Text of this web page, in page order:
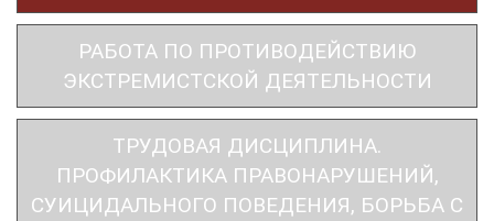
РАБОТА ПО ПРОТИВОДЕЙСТВИЮ
ЭКСТРЕМИСТСКОЙ ДЕЯТЕЛЬНОСТИ
ТРУДОВАЯ ДИСЦИПЛИНА.
ПРОФИЛАКТИКА ПРАВОНАРУШЕНИЙ,
СУИЦИДАЛЬНОГО ПОВЕДЕНИЯ, БОРЬБА С